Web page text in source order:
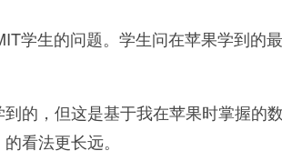
学生的问题。学生问在苹果学到的
到的，但这是基于我在苹果时掌握的
看法更长远。